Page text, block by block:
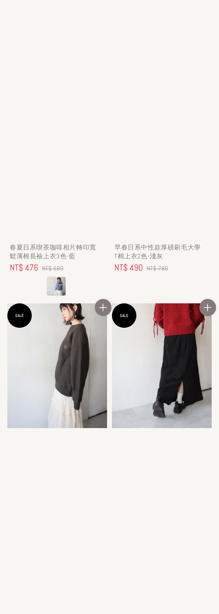
春夏日系喫茶咖啡相片轉印寬
鬆薄棉長袖上衣3色-藍
Sale
NT$ 476 Regular
price
NT$ 680
早春日系中性款厚磅刷毛大學
T棉上衣2色-淺灰
Sale
NT$ 490 Regular
NT$ 780
SALE SALE